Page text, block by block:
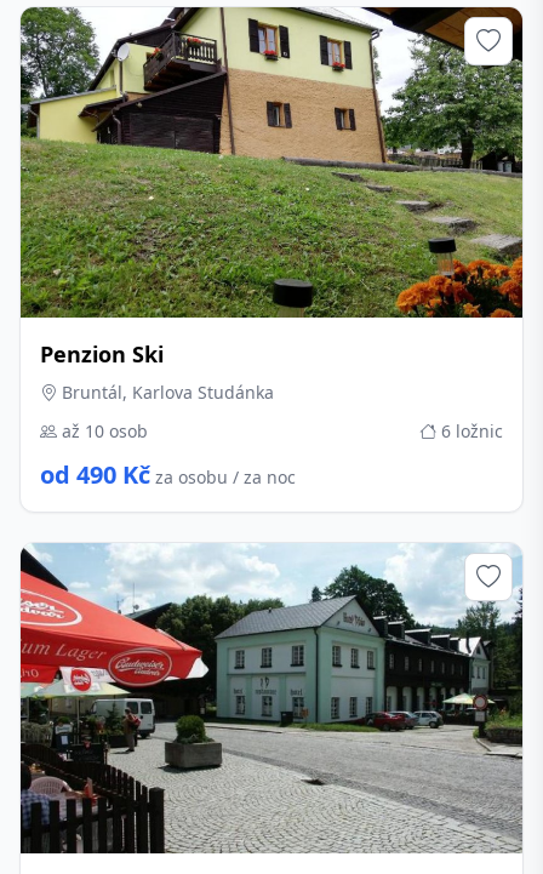
Penzion Ski
Bruntál, Karlova Studánka
až 10 osob
6 ložnic
od 490 Kč za osobu / za noc